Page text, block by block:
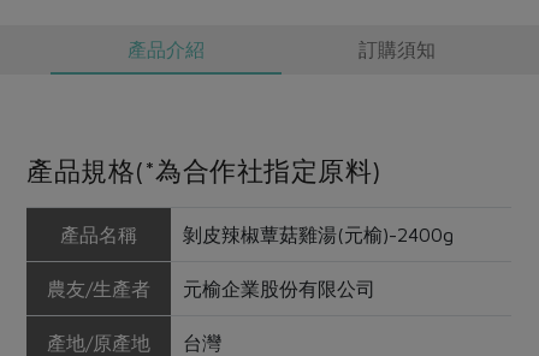
產品介紹 訂購須知
產品規格(*為合作社指定原料)
產品名稱 剝皮辣椒蕈菇雞湯(元榆)-2400g
農友/生產者 元榆企業股份有限公司
產地/原產地 台灣